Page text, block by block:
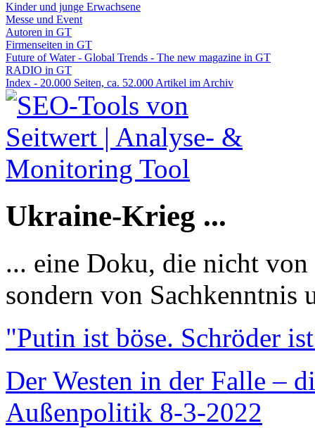
Kinder und junge Erwachsene
Messe und Event
Autoren in GT
Firmenseiten in GT
Future of Water - Global Trends - The new magazine in GT
RADIO in GT
Index - 20.000 Seiten, ca. 52.000 Artikel im Archiv
Ukraine-Krieg ...
... eine Doku, die nicht
sondern von Sachkenntnis
"Putin ist böse. Schröder
Der Westen in der Falle –
Außenpolitik 8-3-2022